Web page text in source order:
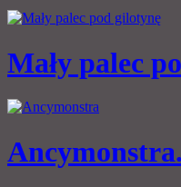
Mały palec